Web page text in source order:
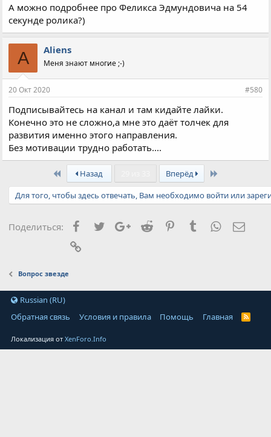
А можно подробнее про Феликса Эдмундовича на 54
секунде ролика?)
A Aliens
Меня знают многие ;-)
20 Окт 2020 #580
Подписывайтесь на канал и там кидайте лайки.
Конечно это не сложно,а мне это даёт толчек для
развития именно этого направления.
Без мотивации трудно работать....
First Назад Вперёд
Для того, чтобы здесь отвечать, Вам необходимо войти или
Поделиться: Facebook
TwitterGoogle+
Reddit PinterestTumblrWhatsApp
Вопрос звезде
Russian (RU)
Обратная связь
Условия и правила Помощь Главная
Локализация отXenForo.Info